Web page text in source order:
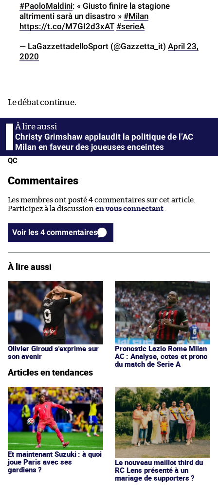
#PaoloMaldini: « Giusto finire la stagione
altrimenti sarà un disastro » #Milan
https://t.co/M7GI2d3xAT #serieA
— LaGazzettadelloSport (@Gazzetta_it) April 23,
2020
Le débat continue.
Christy Grimshaw applaudit la politique de l’AC
Milan en faveur des joueuses enceintes
QC
Commentaires
Les membres ont posté 4 commentaires sur cet article.
Participez à la discussion en vous connectant
Voir les 4 commentaires
À lire aussi
Olivier Giroud s'exprime sur
son avenir
Pronostic Lazio Rome Milan
AC : Analyse, cotes et prono
du match de Serie A
Articles en tendances
Et maintenant Suzuki : à quoi
joue Paris avec ses
gardiens ?
Le nouveau maillot third du
RC Lens présenté à un
mariage de supporters ?